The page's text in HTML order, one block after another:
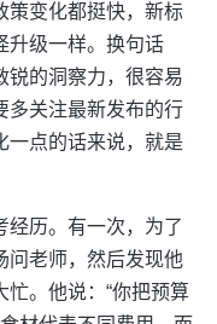
策变化都挺快，新标
升级一样。换句话
锐的洞察力，很容易
多关注最新发布的行
一点的话来说，就是
经历。有一次，为了
问老师，然后发现他
。他说：“你把预算